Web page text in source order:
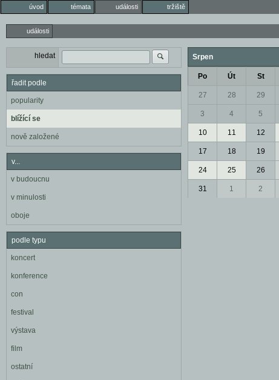
úvod témata události tržiště
události
hledat
řadit podle
popularity
blížící se
nově založené
v...
v budoucnu
v minulosti
oboje
podle typu
koncert
konference
con
festival
výstava
film
ostatní
Srpen
Po Út St
27 28 29
3 4 5
10 11 12
17 18 19
24 25 26
31 1 2